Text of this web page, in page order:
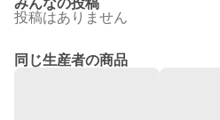
みんなの投稿
投稿はありません
同じ生産者の商品